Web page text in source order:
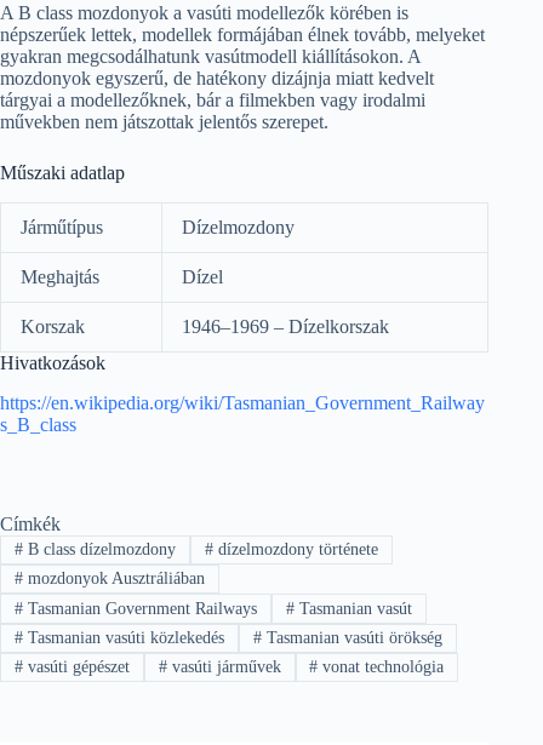
A B class mozdonyok a vasúti modellezők körében is
népszerűek lettek, modellek formájában élnek tovább, melyeket
gyakran megcsodálhatunk vasútmodell kiállításokon. A
mozdonyok egyszerű, de hatékony dizájnja miatt kedvelt
tárgyai a modellezőknek, bár a filmekben vagy irodalmi
művekben nem játszottak jelentős szerepet.
Műszaki adatlap
Járműtípus Dízelmozdony
Meghajtás Dízel
Korszak
1946–1969 – Dízelkorszak
Hivatkozások
https://en.wikipedia.org/wiki/Tasmanian_Government_Railway
s_B_class
Címkék
#B class dízelmozdony #dízelmozdony története
#mozdonyok Ausztráliában
#Tasmanian Government Railways #Tasmanian vasút
#Tasmanian vasúti közlekedés #Tasmanian vasúti örökség
#vasúti gépészet #vasúti járművek # vonat technológia